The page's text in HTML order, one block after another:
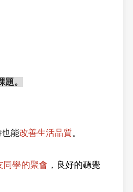
。
也能改善生活品質。
同學的聚會 ，良好的聽覺